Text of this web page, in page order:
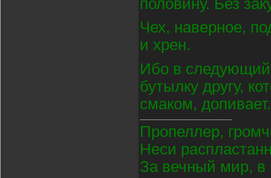
Чех, наверное,
и хрен.
Ибо в следующий
бутылку другу,
смаком,
Пропеллер,
Неси
За вечный мир, в